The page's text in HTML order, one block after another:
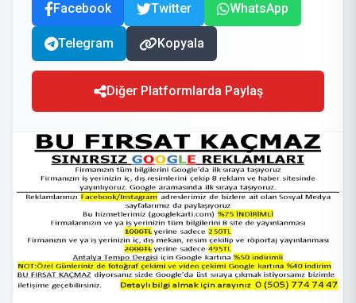
Facebook Twitter WhatsApp
Telegram Kopyala
Diğer Platformlarda Paylaş